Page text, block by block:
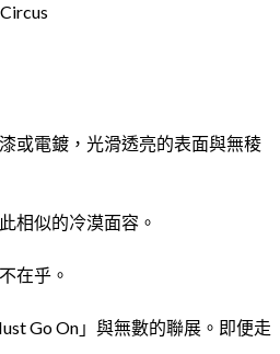
或電鍍，光滑透亮的表面與無稜
相似的冷漠面容。
在乎。
Go On」與無數的聯展。即便走